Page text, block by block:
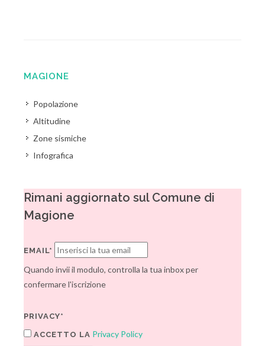
MAGIONE
Popolazione
Altitudine
Zone sismiche
Infografica
Rimani aggiornato sul Comune di
Magione
EMAIL*
Quando invii il modulo, controlla la tua inbox per
confermare l'iscrizione
PRIVACY*
ACCETTO LA Privacy Policy